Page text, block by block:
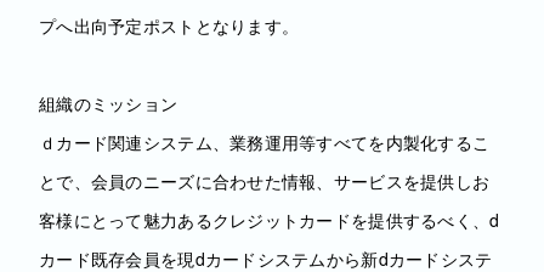
プへ出向予定ポストとなります。
組織のミッション
ｄカード関連システム、業務運用等すべてを内製化するこ
とで、会員のニーズに合わせた情報、サービスを提供しお
客様にとって魅力あるクレジットカードを提供するべく、d
カード既存会員を現dカードシステムから新dカードシステ